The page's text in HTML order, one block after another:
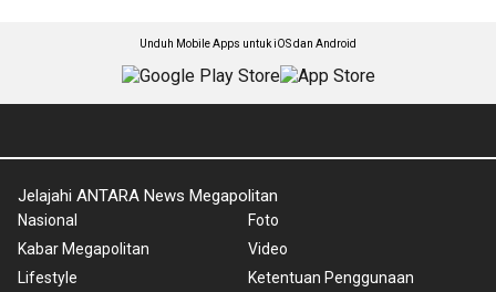
Unduh Mobile Apps untuk iOS dan Android
Jelajahi ANTARA News Megapolitan
Nasional
Kabar Megapolitan
Lifestyle
Foto
Video
Ketentuan Penggunaan